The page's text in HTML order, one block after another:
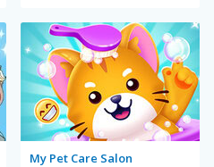
My Pet Care Salon